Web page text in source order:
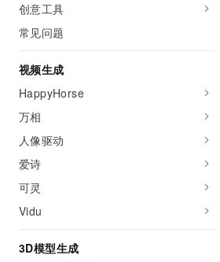
创意工具
常见问题
视频生成
HappyHorse
万相
人像驱动
爱诗
可灵
Vidu
3D模型生成
域名与网站
开发工具
迁移与运维管理